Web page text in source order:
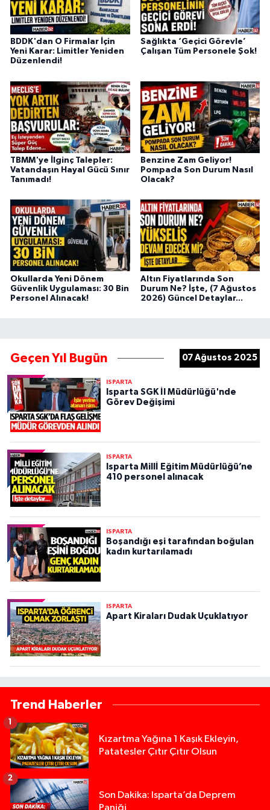
BDDK'dan O Firmalar İçin
Yeni Karar: Limitler Yeniden
Düzenlendi!
Sağlıkta ‘Geçici Görevle’
Çalışan Tüm Personele Şok!
TBMM'ye İlginç Talepler:
Vatandaşın Hayal Gücü Sınır
Tanımadı!
Benzine Zam Geliyor!
Pompada Son Durum Nasıl
Olacak?
Okullarda Yeni Dönem
Güvenlik Uygulaması: 30 Bin
Personel Alınacak!
Altın Fiyatlarında Son
Durum Ne? İşte, (7 Ağustos
2026) Güncel Detaylar...
Geçen Yıl Bugün 07 Ağustos 2025
ISPARTA
Isparta SGK İl Müdürlüğü'nde
Görev Değişimi
ISPARTA
Isparta Millİ Eğitim Müdürlüğü’ne
410 personel alınacak
ISPARTA
Boşandığı eşi tarafından boğulan
kadın kurtarılamadı
ISPARTA
Apart Kiraları Dudak Uçuklatıyor
Trend Haberler
Kızartma Yağına 1 Kaşık Ekleyin,
Patatesler Çıtır Çıtır Olsun
1
Son Dakika: Isparta’da Deprem
Paniği
2